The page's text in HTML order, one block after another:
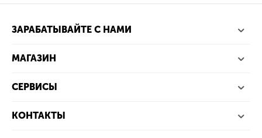
ЗАРАБАТЫВАЙТЕ С НАМИ
МАГАЗИН
СЕРВИСЫ
КОНТАКТЫ